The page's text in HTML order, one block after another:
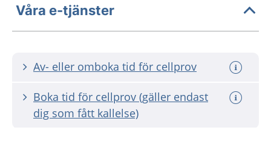
Våra e-tjänster
Av- eller omboka tid för cellprov
Boka tid för cellprov (gäller endast
dig som fått kallelse)